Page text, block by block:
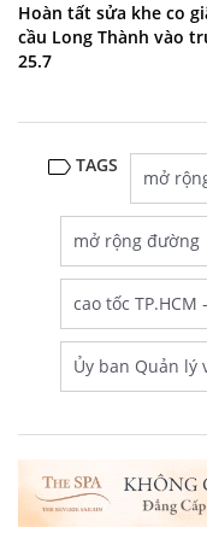
Hoàn tất sửa khe co
cầu Long Thành vào
25.7
TAGS
mở
mở rộng đường
cao tốc
Ủy ban Quản lý